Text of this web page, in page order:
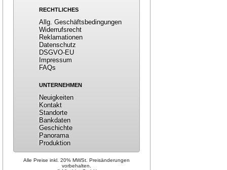
RECHTLICHES
Allg. Geschäftsbedingungen
Widerrufsrecht
Reklamationen
Datenschutz
DSGVO-EU
Impressum
FAQs
UNTERNEHMEN
Neuigkeiten
Kontakt
Standorte
Bankdaten
Geschichte
Panorama
Produktion
Alle Preise inkl. 20% MWSt. Preisänderungen
vorbehalten.